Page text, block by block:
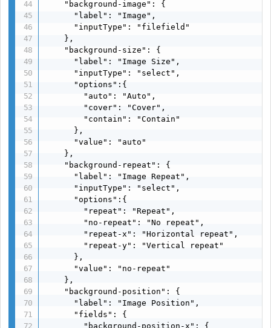
    "background-image": {
      "label": "Image",
      "inputType": "filefield"
    },
    "background-size": {
      "label": "Image Size",
      "inputType": "select",
      "options":{
        "auto": "Auto",
        "cover": "Cover",
        "contain": "Contain"
      },
      "value": "auto"
    },
    "background-repeat": {
      "label": "Image Repeat",
      "inputType": "select",
      "options":{
        "repeat": "Repeat",
        "no-repeat": "No repeat",
        "repeat-x": "Horizontal repeat",
        "repeat-y": "Vertical repeat"
      },
      "value": "no-repeat"
    },
    "background-position": {
      "label": "Image Position",
      "fields": {
        "background-position-x": {